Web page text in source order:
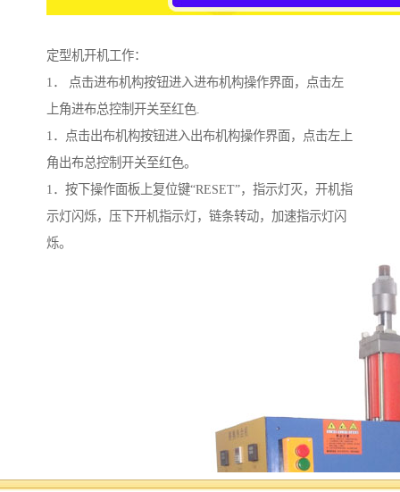
定型机开机工作：
1． 点击进布机构按钮进入进布机构操作界面，点击左
上角进布总控制开关至红色.
1．点击出布机构按钮进入出布机构操作界面，点击左上
角出布总控制开关至红色。
1．按下操作面板上复位键“RESET”，指示灯灭，开机指
示灯闪烁，压下开机指示灯，链条转动，加速指示灯闪
烁。